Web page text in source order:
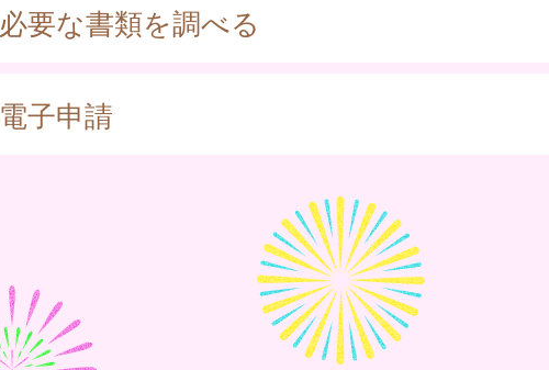
必要な書類を調べる
電子申請